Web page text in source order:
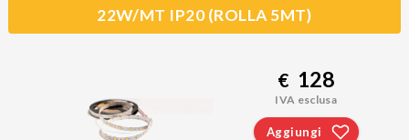
22W/MT IP20 (ROLLA 5MT)
€ 128
IVA esclusa
Aggiungi